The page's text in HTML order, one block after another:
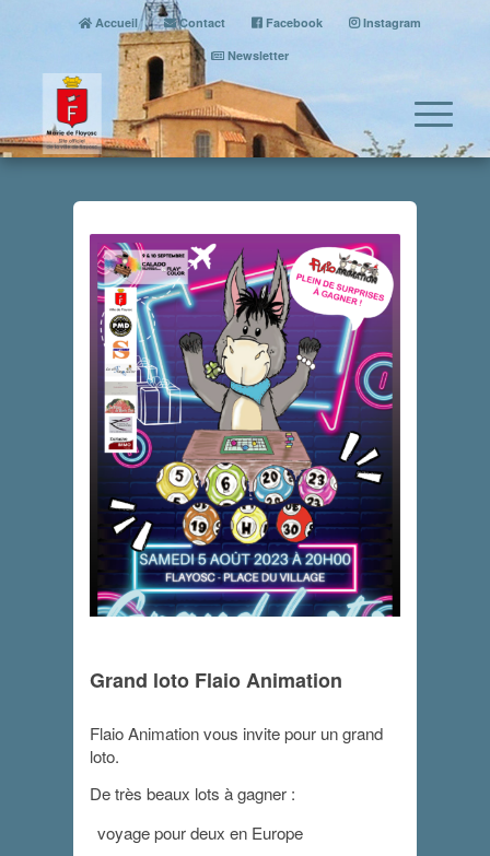
Accueil Contact Facebook
Instagram
Newsletter
5 août 2023 - 20 h 00 min
Grand loto Flaio Animation
Flaio Animation vous invite pour un grand
loto.
De très beaux lots à gagner :
voyage pour deux en Europe